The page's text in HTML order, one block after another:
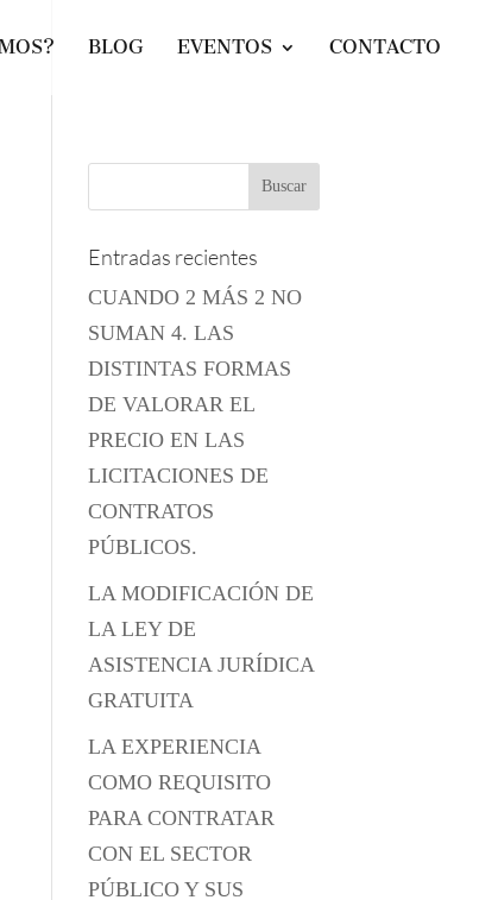
BLOG EVENTOS CONTACTO
Entradas recientes
CUANDO 2 MÁS 2 NO
SUMAN 4. LAS
DISTINTAS FORMAS
DE VALORAR EL
PRECIO EN LAS
LICITACIONES DE
CONTRATOS
PÚBLICOS.
LA MODIFICACIÓN DE
LA LEY DE
ASISTENCIA JURÍDICA
GRATUITA
LA EXPERIENCIA
COMO REQUISITO
PARA CONTRATAR
CON EL SECTOR
PÚBLICO Y SUS